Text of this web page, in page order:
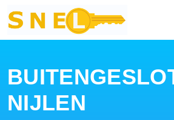
Hoofdnavigatie
NIJLEN